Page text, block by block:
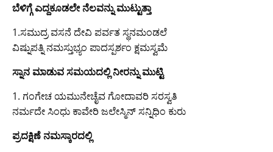
ಬೆಳಿಗ್ಗೆ ಎದ್ದಕೂಡಲೇ ನೆಲವನ್ನು ಮುಟ್ಟುತ್ತಾ
1.ಸಮುದ್ರ ವಸನೆ ದೇವಿ ಪರ್ವತ ಸ್ಥನಮಂಡಲೆ
ವಿಷ್ನುಪತ್ನಿ ನಮಸ್ತುಭ್ಯಂ ಪಾದಸ್ಪರ್ಶಂ ಕ್ಷಮಸ್ವಮೆ
ಸ್ನಾನ ಮಾಡುವ ಸಮಯದಲ್ಲಿ ನೀರನ್ನು ಮುಟ್ಟಿ
1. ಗಂಗೇಚ ಯಮುನೇಚೈವ ಗೋದಾವರಿ ಸರಸ್ವತಿ
ನರ್ಮದೇ ಸಿಂಧು ಕಾವೇರಿ ಜಲೇಸ್ಮಿನ್ ಸನ್ನಿಧಿಂ ಕುರು
ಪ್ರದಕ್ಷಿಣೆ ನಮಸ್ಕಾರದಲ್ಲಿ